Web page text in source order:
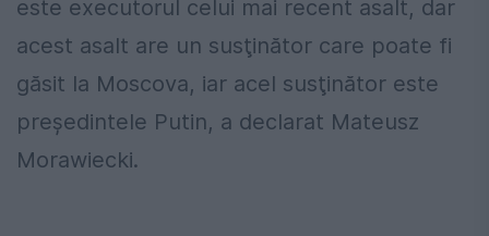
este executorul celui mai recent asalt, dar
acest asalt are un susţinător care poate fi
găsit la Moscova, iar acel susţinător este
preşedintele Putin, a declarat Mateusz
Morawiecki.